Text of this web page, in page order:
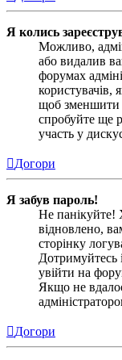
Я колись
Можливо,
або видалив
форумах
користувачів,
щоб зменшити
спробуйте ще
участь у
Догори
Я забув пароль!
Не панікуйте!
відновлено,
сторінку
Дотримуйтесь
увійти на
Якщо не
Догори